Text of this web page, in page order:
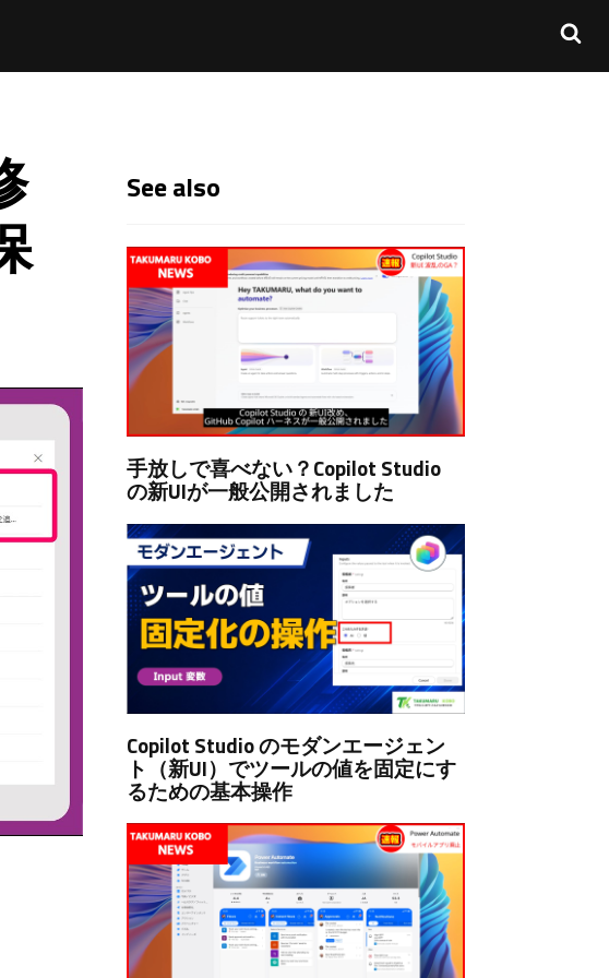
See also
手放しで喜べない？Copilot Studio
の新UIが一般公開されました
Copilot Studio のモダンエージェン
ト（新UI）でツールの値を固定にす
るための基本操作